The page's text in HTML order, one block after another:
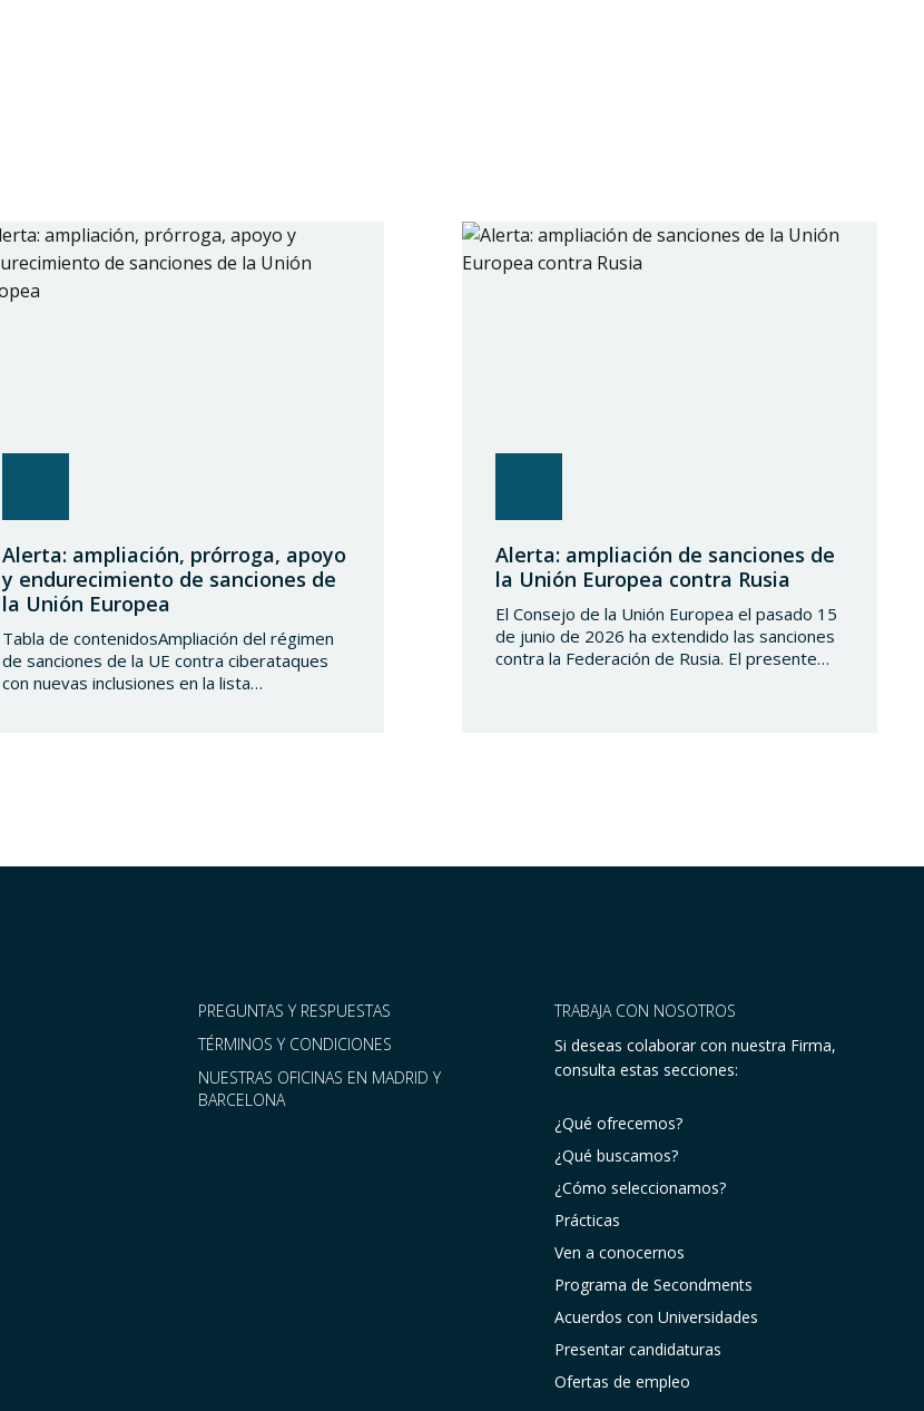
Alerta: ampliación, prórroga, apoyo
y endurecimiento de sanciones de
la Unión Europea
Tabla de contenidosAmpliación del régimen
de sanciones de la UE contra ciberataques
con nuevas inclusiones en la lista
Alerta: ampliación de sanciones de
la Unión Europea contra Rusia
El Consejo de la Unión Europea el pasado 15
de junio de 2026 ha extendido las sanciones
contra la Federación de Rusia. El presente
PREGUNTAS Y RESPUESTAS
TÉRMINOS Y CONDICIONES
NUESTRAS OFICINAS EN MADRID Y
BARCELONA
TRABAJA CON NOSOTROS
Si deseas colaborar con nuestra Firma,
consulta estas secciones:
¿Qué ofrecemos?
¿Qué buscamos?
¿Cómo seleccionamos?
Prácticas
Ven a conocernos
Programa de Secondments
Acuerdos con Universidades
Presentar candidaturas
Ofertas de empleo